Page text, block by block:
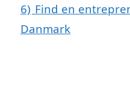
6) Find en
Danmark